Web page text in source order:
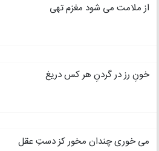
از ملامت می شود مغزم تهی
خونِ رز در گردنِ هر کس دریغ
می خوری چندان مخور کز دستِ عقل